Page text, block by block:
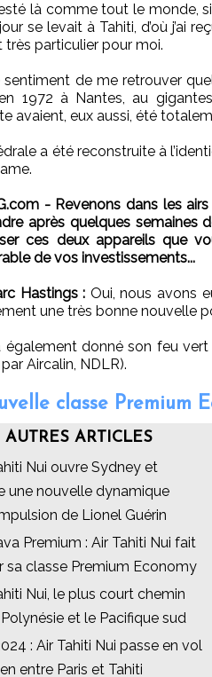
là comme tout le monde,
se levait à Tahiti, d’où j’ai
particulier pour moi.
sentiment de me retrouver
1972 à Nantes, au
avaient, eux aussi, été
a été reconstruite à
- Revenons dans les
après quelques semaines
ces deux appareils que
de vos investissements...
Hastings : Oui, nous avons
une très bonne nouvelle
également donné son feu
Aircalin, NDLR).
classe Premium
AUTRES ARTICLES
Nui ouvre Sydney et
une nouvelle dynamique
de Lionel Guérin
Premium : Air Tahiti Nui fait
sa classe Premium Economy
Nui, le plus court chemin
et le Pacifique sud
: Air Tahiti Nui passe en vol
entre Paris et Tahiti